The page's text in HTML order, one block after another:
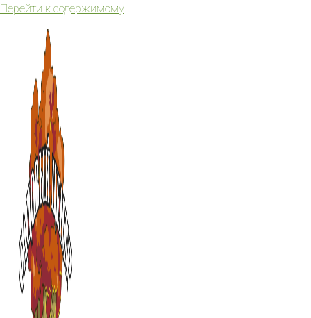
Перейти к содержимому